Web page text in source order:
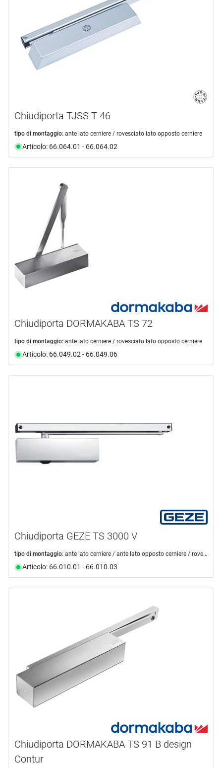
Chiudiporta TJSS T 46
tipo di montaggio: ante lato cerniere / rovesciato lato opposto cerniere
Articolo: 66.064.01 - 66.064.02
Chiudiporta DORMAKABA TS 72
tipo di montaggio: ante lato cerniere / rovesciato lato opposto cerniere
Articolo: 66.049.02 - 66.049.06
Chiudiporta GEZE TS 3000 V
tipo di montaggio: ante lato cerniere / ante lato opposto cerniere / rovesciato lato cerniere / rovesciato lato opposto cerniere
Articolo: 66.010.01 - 66.010.03
Chiudiporta DORMAKABA TS 91 B design
Contur